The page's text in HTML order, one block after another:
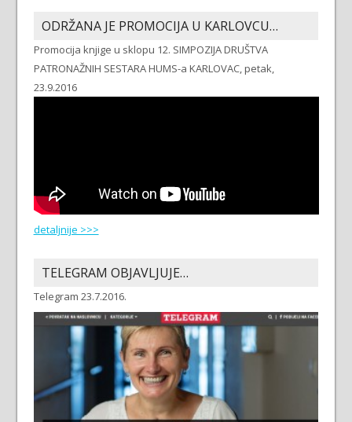
ODRŽANA JE PROMOCIJA U KARLOVCU…
Promocija knjige u sklopu 12. SIMPOZIJA DRUŠTVA
PATRONAŽNIH SESTARA HUMS-a KARLOVAC, petak,
23.9.2016
detaljnije >>>
TELEGRAM OBJAVLJUJE…
Telegram 23.7.2016.